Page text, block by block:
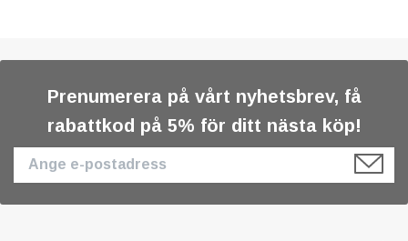
Prenumerera på vårt nyhetsbrev, få
rabattkod på 5% för ditt nästa köp!